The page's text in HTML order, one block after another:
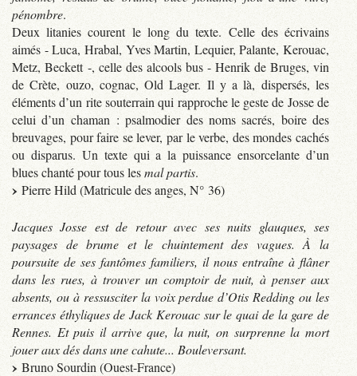
pénombre.
Deux litanies courent le long du texte. Celle des écrivains
aimés - Luca, Hrabal, Yves Martin, Lequier, Palante, Kerouac,
Metz, Beckett -, celle des alcools bus - Henrik de Bruges, vin
de Crète, ouzo, cognac, Old Lager. Il y a là, dispersés, les
éléments d’un rite souterrain qui rapproche le geste de Josse de
celui d’un chaman : psalmodier des noms sacrés, boire des
breuvages, pour faire se lever, par le verbe, des mondes cachés
ou disparus. Un texte qui a la puissance ensorcelante d’un
blues chanté pour tous lesmal partis.
Pierre Hild (Matricule des anges, N° 36)
Jacques Josse est de retour avec ses nuits glauques, ses
paysages de brume et le chuintement des vagues. À la
poursuite de ses fantômes familiers, il nous entraîne à flâner
dans les rues, à trouver un comptoir de nuit, à penser aux
absents, ou à ressusciter la voix perdue d’Otis Redding ou les
errances éthyliques de Jack Kerouac sur le quai de la gare de
Rennes. Et puis il arrive que, la nuit, on surprenne la mort
jouer aux dés dans une cahute... Bouleversant.
Bruno Sourdin (Ouest-France)